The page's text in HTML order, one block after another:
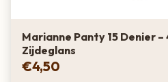
Marianne Panty 15 Denier
Zijdeglans
€4,50